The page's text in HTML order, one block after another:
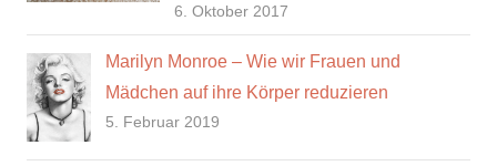
6. Oktober 2017
Marilyn Monroe – Wie wir Frauen und
Mädchen auf ihre Körper reduzieren
5. Februar 2019